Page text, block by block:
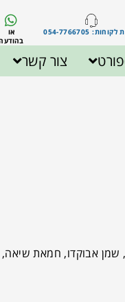
054-7766705
או
צור קשר
שמן אבוקדו, חמאת